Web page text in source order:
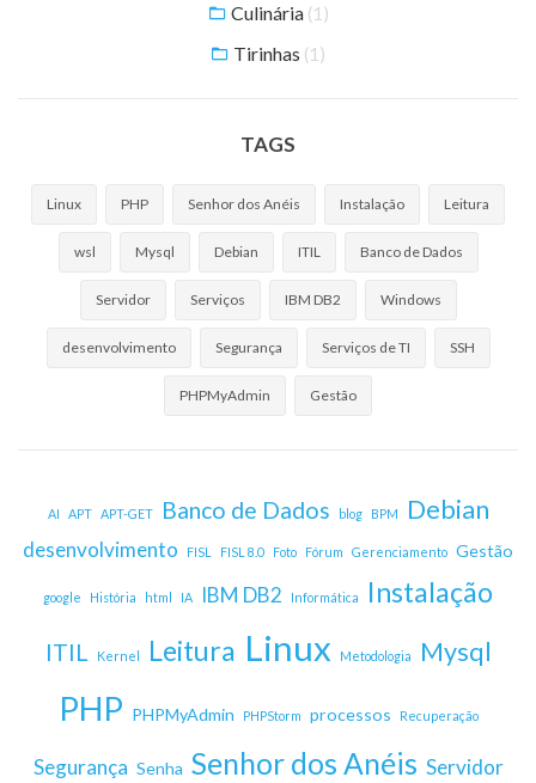
Culinária (1)
Tirinhas (1)
TAGS
Linux PHP Senhor dos Anéis Instalação Leitura
wsl Mysql Debian ITIL Banco de Dados
Servidor Serviços IBM DB2 Windows
desenvolvimento Segurança Serviços de TI SSH
PHPMyAdmin Gestão
AI APT APT-GET Banco de Dados blog BPM Debian
desenvolvimento FISL FISL 8.0 Foto Fórum Gerenciamento Gestão
google História html IA IBM DB2 Informática Instalação
ITIL Kernel Leitura Linux Metodologia Mysql
PHP PHPMyAdmin PHPStorm processos Recuperação
Segurança Senha Senhor dos Anéis Servidor